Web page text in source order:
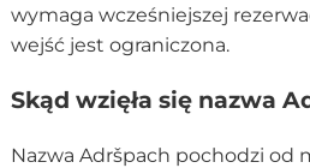
wymaga wcześniejszej
wejść jest ograniczona.
Skąd wzięła się nazwa
Nazwa Adršpach pochodzi od